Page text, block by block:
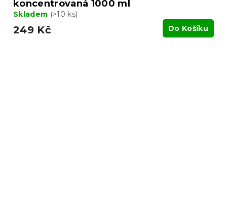
koncentrovaná 1000 ml
Skladem (>10 ks)
249 Kč Do Košíku